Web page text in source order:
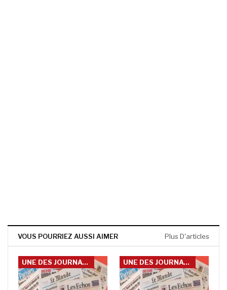
VOUS POURRIEZ AUSSI AIMER Plus D'articles
UNE DES JOURNAUX INTERNATIONAUX UNE DES JOURNAUX INTERNATIONAUX